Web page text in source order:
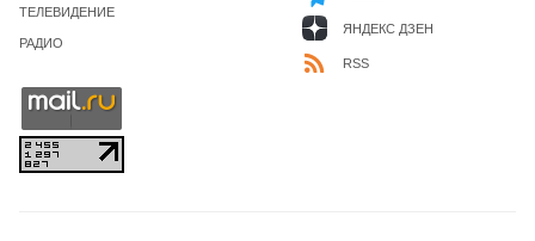
ТЕЛЕВИДЕНИЕ
РАДИО
ЯНДЕКС ДЗЕН
RSS